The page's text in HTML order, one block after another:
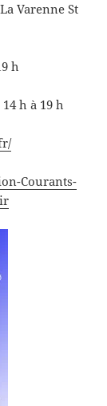
Varenne St
h
h à 19 h
Courants-